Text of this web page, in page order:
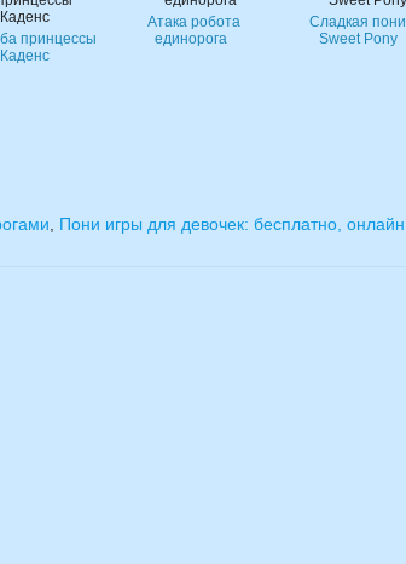
принцессы
Каденс
Атака робота
единорога
Сладкая пони |
Sweet Pony
Пони игры для девочек: бесплатно, онлайн